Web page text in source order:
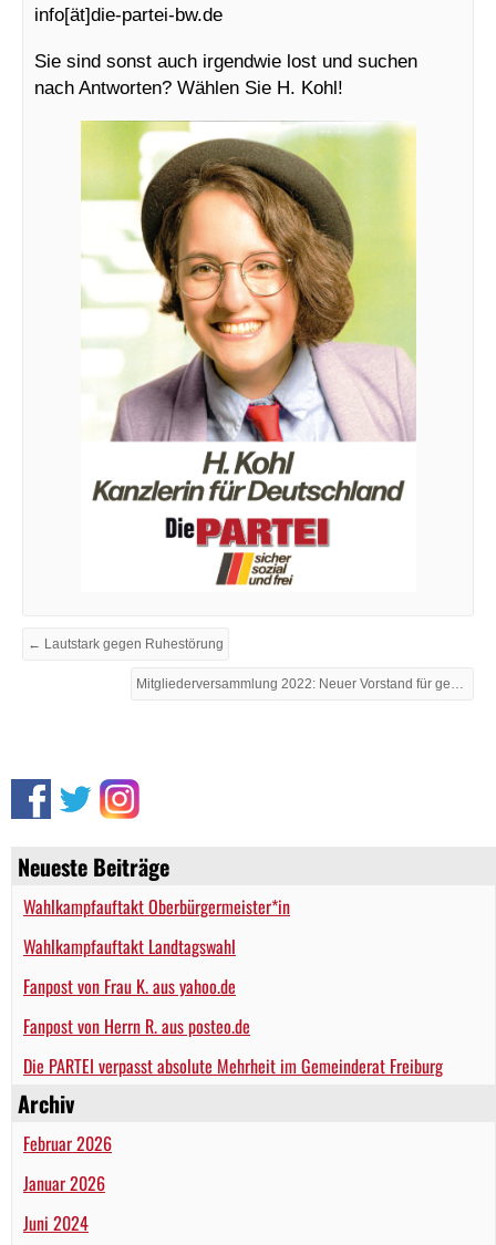
Neueste Beiträge
Wahlkampfauftakt Oberbürgermeister*in
Wahlkampfauftakt Landtagswahl
Fanpost von Frau K. aus yahoo.de
Fanpost von Herrn R. aus posteo.de
Die PARTEI verpasst absolute Mehrheit im Gemeinderat Freiburg
Archiv
Februar 2026
Januar 2026
Juni 2024
info[ät]die-partei-bw.de
Sie sind sonst auch irgendwie lost und suchen
nach Antworten? Wählen Sie H. Kohl!
← Lautstark gegen Ruhestörung